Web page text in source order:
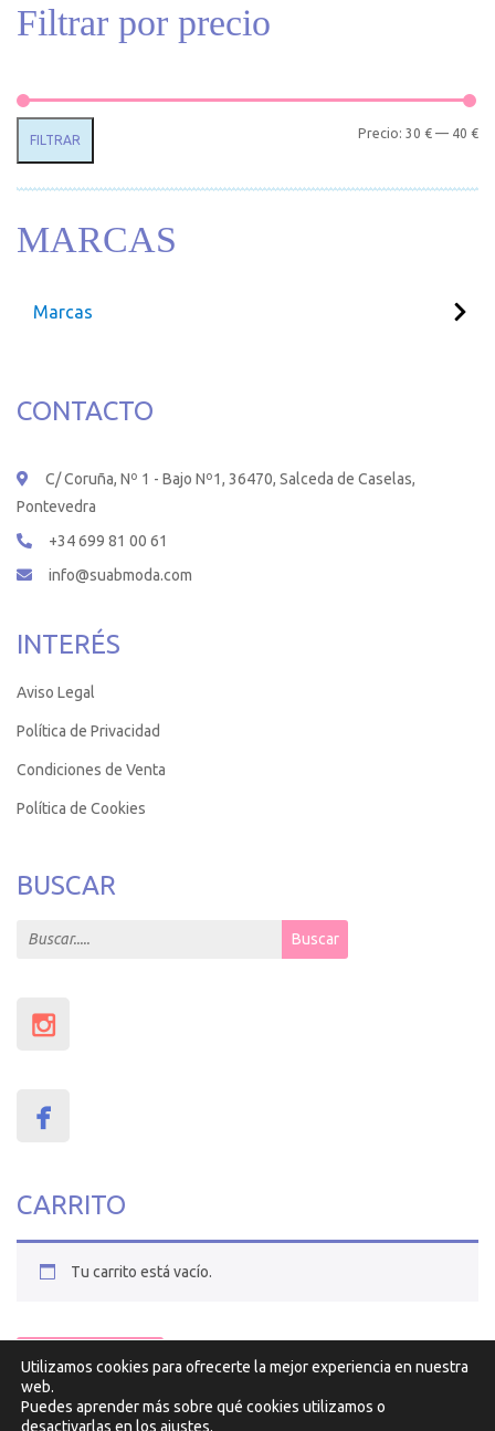
Filtrar por precio
FILTRAR Precio: 30 € — 40 €
MARCAS
Marcas
CONTACTO
C/ Coruña, Nº 1 - Bajo Nº1, 36470, Salceda de Caselas,
Pontevedra
+34 699 81 00 61
info@suabmoda.com
INTERÉS
Aviso Legal
Política de Privacidad
Condiciones de Venta
Política de Cookies
BUSCAR
Search for: Buscar
CARRITO
Tu carrito está vacío.
VOLVER A LA TIENDA
Utilizamos cookies para ofrecerte la mejor experiencia en nuestra
web.
Puedes aprender más sobre qué cookies utilizamos o
desactivarlas en los ajustes.